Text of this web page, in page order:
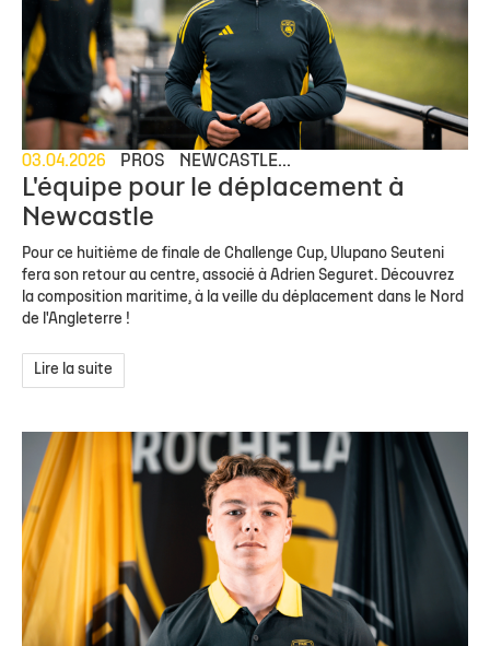
03.04.2026 PROS NEWCASTLE...
L'équipe pour le déplacement à
Newcastle
Pour ce huitième de finale de Challenge Cup, Ulupano Seuteni
fera son retour au centre, associé à Adrien Seguret. Découvrez
la composition maritime, à la veille du déplacement dans le Nord
de l'Angleterre !
Lire la suite